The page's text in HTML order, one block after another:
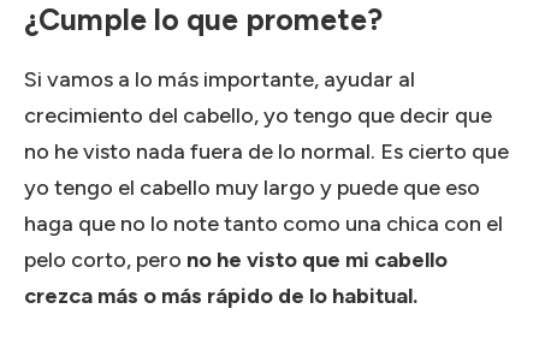
¿Cumple lo que promete?
Si vamos a lo más importante, ayudar al
crecimiento del cabello, yo tengo que decir que
no he visto nada fuera de lo normal. Es cierto que
yo tengo el cabello muy largo y puede que eso
haga que no lo note tanto como una chica con el
pelo corto, pero no he visto que mi cabello
crezca más o más rápido de lo habitual.